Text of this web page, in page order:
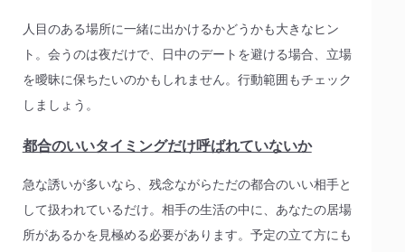
人目のある場所に一緒に出かけるかどうかも大きなヒン
ト。会うのは夜だけで、日中のデートを避ける場合、立場
を曖昧に保ちたいのかもしれません。行動範囲もチェック
しましょう。
都合のいいタイミングだけ呼ばれていないか
急な誘いが多いなら、残念ながらただの都合のいい相手と
して扱われているだけ。相手の生活の中に、あなたの居場
所があるかを見極める必要があります。予定の立て方にも